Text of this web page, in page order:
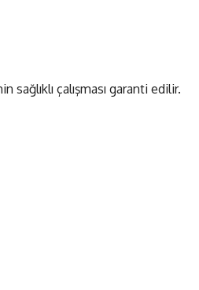
çalışması garanti edilir.